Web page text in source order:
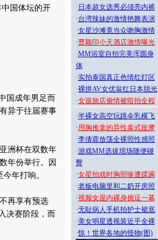
中国体坛的开
国成年男足而
异于往届赛事
洲杯在双数年
年份举行。因
年打响。
再享有预选
决赛阶段，而
· 日本超女选秀必须亮内裤
·台湾辣妹的激情艳舞表演
·女星沙滩竟当众吻胸激情
·曹颖印小天酒店激情曝光
·MM浴室自拍完美浑圆身
体
·实拍泰国真正色情红灯区
·裸拼AV女优翁红日本脱光
·女孩旅店偷情被暗拍全程
·半裸女高空玩跳伞乳横飞
·用胸推拿的异性泰式按摩
·李倩蓉放荡全裸照性感照
·游戏MM选拔现场随便碰
臀
·女星拍戏时胸部惨遭蹂躏
·老板电脑里和二奶开房照
·视频女屋内裸身挑逗一幕
·无耻病人手机拍护士裙底
·美女明星透视装近乎全裸
·惊！世界各地的怪物(图)